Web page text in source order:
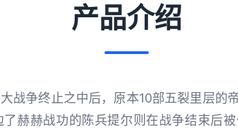
产品介绍
战争终止之中后，原本10部五裂里层的
赫赫战功的陈兵提尔则在战争结束后